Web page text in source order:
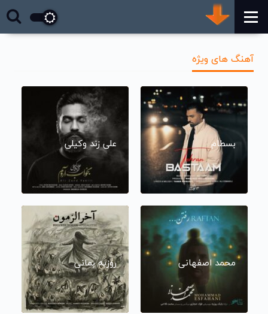
آهنگ های ویژه
بسطام علی زند وکیلی
محمد اصفهانی روزبه بمانی